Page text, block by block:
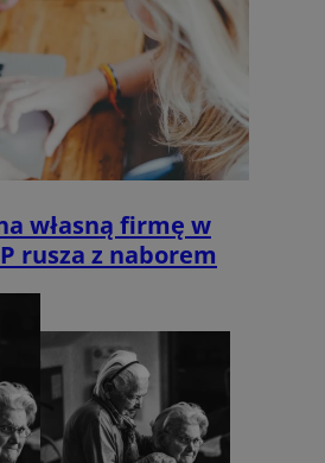
własną firmę w
rusza z naborem